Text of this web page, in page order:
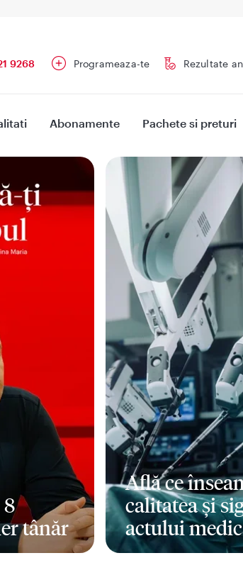
9268 Programeaza-te Rezultate
Abonamente Pachete si preturi
8
tânăr
Află ce
calitatea și
actului